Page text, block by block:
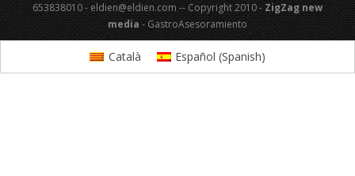
653838010 - eldien@eldien.com -- Copyright 2010 -ZigZag new
media- GastroAsesoramiento
Català Español (Spanish)